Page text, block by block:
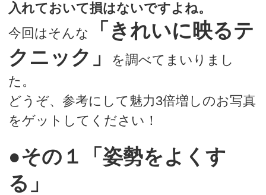
入れておいて損はないですよね。
今回はそんな
「きれいに映るテ
クニック」
を調べてまいりまし
た。
どうぞ、参考にして魅力3倍増しのお写真
をゲットしてください！
●その１「姿勢をよくす
る」